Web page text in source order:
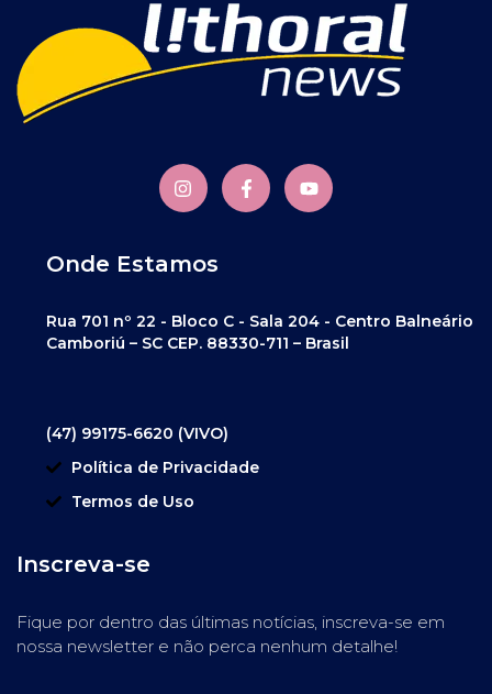
Onde Estamos
Rua 701 nº 22 - Bloco C - Sala 204 - Centro Balneário
Camboriú – SC CEP. 88330-711 – Brasil
(47) 99175-6620 (VIVO)
Política de Privacidade
Termos de Uso
Inscreva-se
Fique por dentro das últimas notícias, inscreva-se em
nossa newsletter e não perca nenhum detalhe!